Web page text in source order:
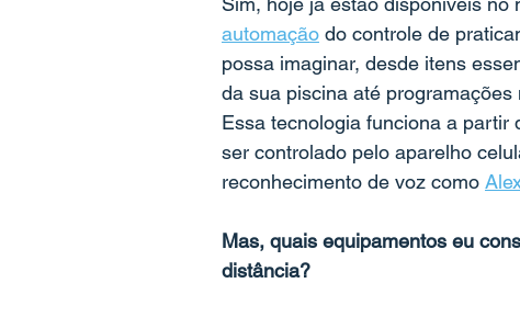
automação do controle de
possa imaginar, desde itens
da sua piscina até
Essa tecnologia funciona a partir
ser controlado pelo aparelho
reconhecimento de voz como
Mas, quais equipamentos eu
distância?